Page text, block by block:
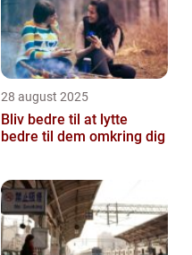
28 august 2025
Bliv bedre til at lytte
bedre til dem omkring dig